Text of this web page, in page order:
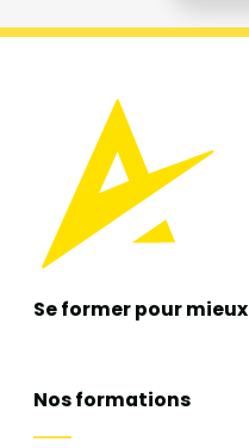
Se former pour mieux
Nos formations